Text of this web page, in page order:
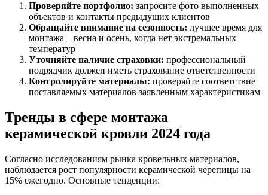
Проверяйте портфолио: запросите фото выполненных
объектов и контакты предыдущих клиентов
Обращайте внимание на сезонность: лучшее время для
монтажа – весна и осень, когда нет экстремальных
температур
Уточняйте наличие страховки: профессиональный
подрядчик должен иметь страхование ответственности
Контролируйте материалы: проверяйте соответствие
поставляемых материалов заявленным характеристикам
Тренды в сфере монтажа
керамической кровли 2024 года
Согласно исследованиям рынка кровельных материалов,
наблюдается рост популярности керамической черепицы на
15% ежегодно. Основные тенденции: